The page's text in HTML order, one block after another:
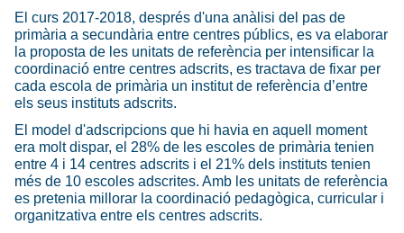
El curs 2017-2018, després d'una anàlisi del pas de
primària a secundària entre centres públics, es va elaborar
la proposta de les unitats de referència per intensificar la
coordinació entre centres adscrits, es tractava de fixar per
cada escola de primària un institut de referència d’entre
els seus instituts adscrits.
El model d'adscripcions que hi havia en aquell moment
era molt dispar, el 28% de les escoles de primària tenien
entre 4 i 14 centres adscrits i el 21% dels instituts tenien
més de 10 escoles adscrites. Amb les unitats de referència
es pretenia millorar la coordinació pedagògica, curricular i
organitzativa entre els centres adscrits.